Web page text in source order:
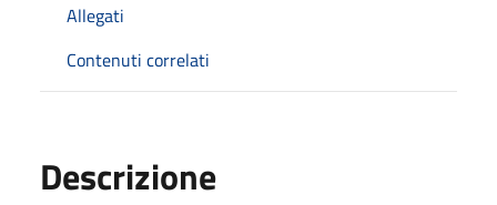
Allegati
Contenuti correlati
Descrizione